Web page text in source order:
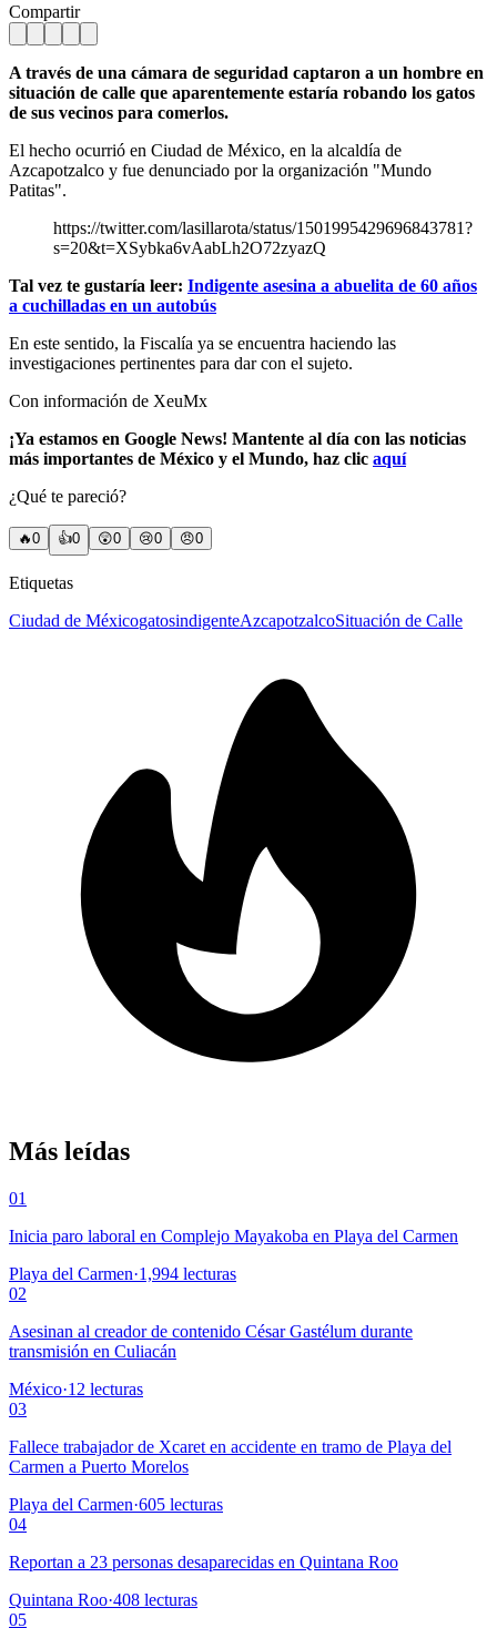
Compartir
A través de una cámara de seguridad captaron a un hombre en
situación de calle que aparentemente estaría robando los gatos
de sus vecinos para comerlos.
El hecho ocurrió en Ciudad de México, en la alcaldía de
Azcapotzalco y fue denunciado por la organización "Mundo
Patitas".
https://twitter.com/lasillarota/status/1501995429696843781?
s=20&t=XSybka6vAabLh2O72zyazQ
Tal vez te gustaría leer: Indigente asesina a abuelita de 60 años
a cuchilladas en un autobús
En este sentido, la Fiscalía ya se encuentra haciendo las
investigaciones pertinentes para dar con el sujeto.
Con información de XeuMx
¡Ya estamos en Google News! Mantente al día con las noticias
más importantes de México y el Mundo, haz clic aquí
¿Qué te pareció?
🔥0 👍0 😲0 😢0 😠0
Etiquetas
Ciudad de MéxicogatosindigenteAzcapotzalcoSituación de Calle
Más leídas
01
Inicia paro laboral en Complejo Mayakoba en Playa del Carmen
Playa del Carmen·1,994 lecturas
02
Asesinan al creador de contenido César Gastélum durante
transmisión en Culiacán
México·12 lecturas
03
Fallece trabajador de Xcaret en accidente en tramo de Playa del
Carmen a Puerto Morelos
Playa del Carmen·605 lecturas
04
Reportan a 23 personas desaparecidas en Quintana Roo
Quintana Roo·408 lecturas
05